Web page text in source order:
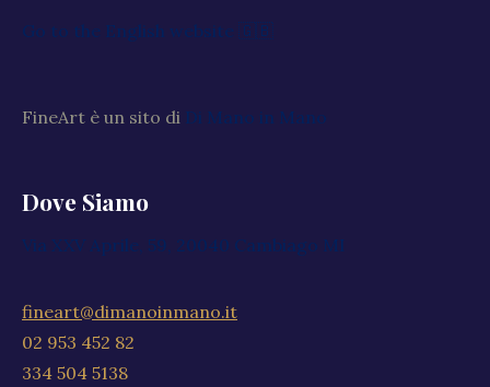
Go to the English website 🇬🇧
FineArt è un sito di Di Mano in Mano
Dove Siamo
Via XXV Aprile, 59, 20040 Cambiago MI
fineart@dimanoinmano.it
02 953 452 82
334 504 5138